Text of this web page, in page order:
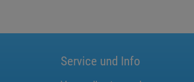
Service und Info